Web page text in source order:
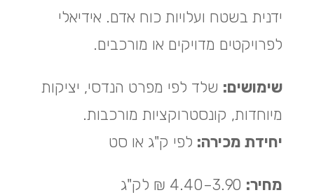
ידנית בשטח ועלויות כוח אדם. אידיאלי
לפרויקטים מדויקים או מורכבים.
שימושים: שלד לפי מפרט הנדסי, יציקות
מיוחדות, קונסטרוקציות מורכבות.
יחידת מכירה: לפי ק"ג או סט
מחיר: